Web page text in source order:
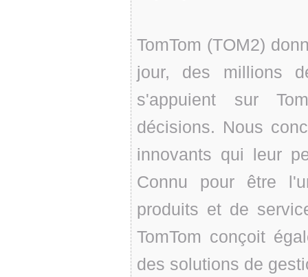
TomTom (TOM2)
jour, des millions
s'appuient sur
décisions. Nous
innovants qui leur
Connu pour être
produits et de
TomTom conçoit
des solutions de